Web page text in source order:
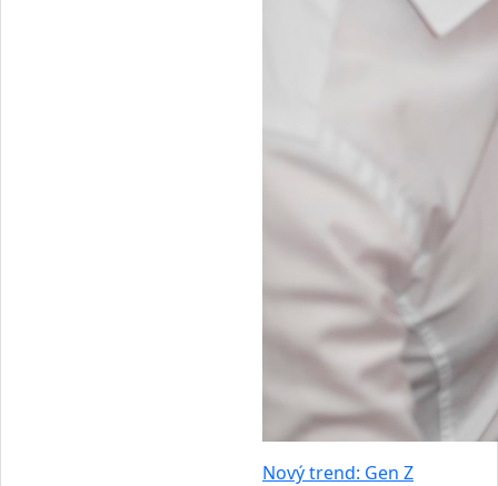
Nový trend: Gen Z